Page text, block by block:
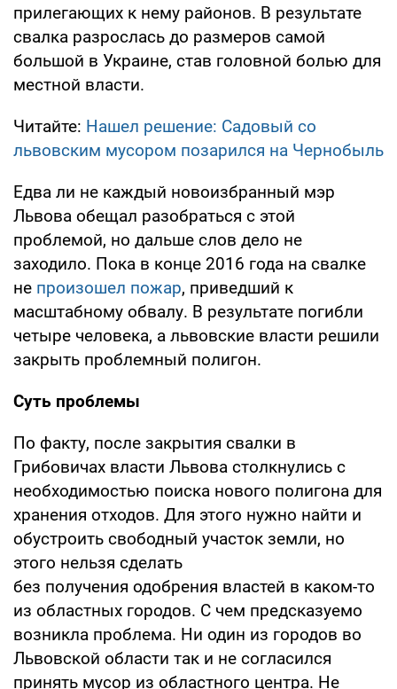
прилегающих к нему районов. В результате
свалка разрослась до размеров самой
большой в Украине, став головной болью для
местной власти.
Читайте: Нашел решение: Садовый со
львовским мусором позарился на Чернобыль
Едва ли не каждый новоизбранный мэр
Львова обещал разобраться с этой
проблемой, но дальше слов дело не
заходило. Пока в конце 2016 года на свалке
не произошел пожар, приведший к
масштабному обвалу. В результате погибли
четыре человека, а львовские власти решили
закрыть проблемный полигон.
Суть проблемы
По факту, после закрытия свалки в
Грибовичах власти Львова столкнулись с
необходимостью поиска нового полигона для
хранения отходов. Для этого нужно найти и
обустроить свободный участок земли, но
этого нельзя сделать
без получения одобрения властей в каком-то
из областных городов. С чем предсказуемо
возникла проблема. Ни один из городов во
Львовской области так и не согласился
принять мусор из областного центра. Не